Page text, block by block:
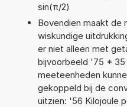
sin(π/2)
Bovendien maakt de
wiskundige
er niet alleen met
bijvoorbeeld '75 * 35
meeteenheden
gekoppeld bij de
uitzien: '56 Kilojoule